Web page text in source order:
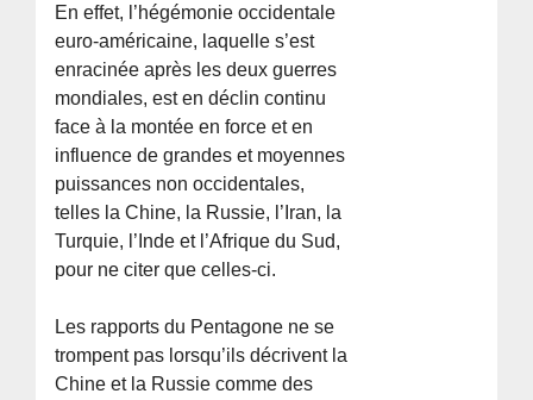
En effet, l’hégémonie occidentale
euro-américaine, laquelle s’est
enracinée après les deux guerres
mondiales, est en déclin continu
face à la montée en force et en
influence de grandes et moyennes
puissances non occidentales,
telles la Chine, la Russie, l’Iran, la
Turquie, l’Inde et l’Afrique du Sud,
pour ne citer que celles-ci.
Les rapports du Pentagone ne se
trompent pas lorsqu’ils décrivent la
Chine et la Russie comme des